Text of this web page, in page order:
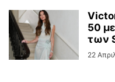
50
των
22